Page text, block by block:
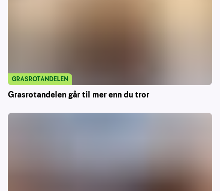
Grasrotandelen går til mer enn du tror
GRASROTANDELEN